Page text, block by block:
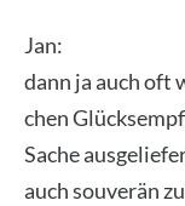
Jan:
dann ja auch oft
chen
Sache
auch sou­ve­rän